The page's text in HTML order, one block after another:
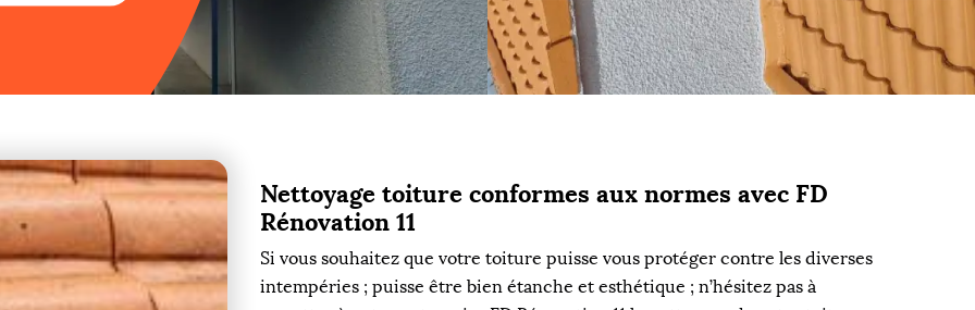
Nettoyage toiture conformes aux normes avec FD
Rénovation 11
Si vous souhaitez que votre toiture puisse vous protéger contre les diverses
intempéries ; puisse être bien étanche et esthétique ; n’hésitez pas à